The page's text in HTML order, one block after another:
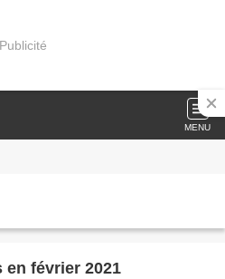
Publicité
MENU
février 2021